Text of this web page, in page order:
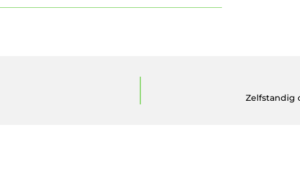
Zelfstandig